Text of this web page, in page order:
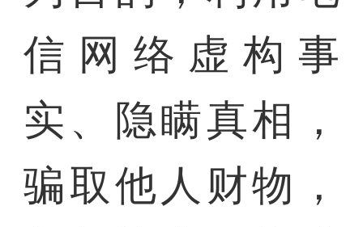
信网络虚构事
实、隐瞒真相，
骗取他人财物，